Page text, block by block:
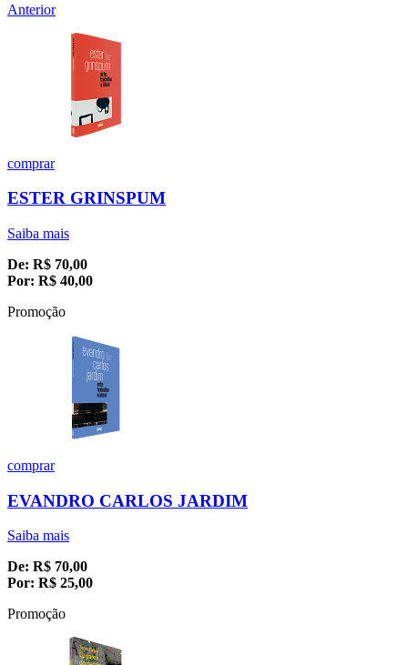
Anterior
comprar
ESTER GRINSPUM
Saiba mais
De: R$ 70,00
Por: R$ 40,00
Promoção
comprar
EVANDRO CARLOS JARDIM
Saiba mais
De: R$ 70,00
Por: R$ 25,00
Promoção